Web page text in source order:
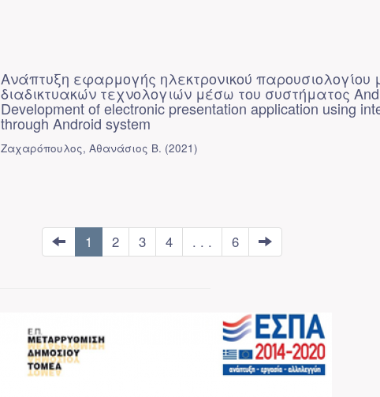
Ανάπτυξη εφαρμογής ηλεκτρονικού παρουσιολογίου
διαδικτυακών τεχνολογιών μέσω του συστήματος
Development of electronic presentation application using
through Android system
Ζαχαρόπουλος, Αθανάσιος Β. (2021)
1 2 3 4 . . . 6